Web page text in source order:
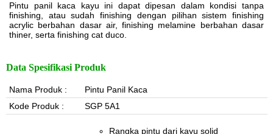
Pintu panil kaca kayu ini dapat dipesan dalam kondisi tanpa
finishing, atau sudah finishing dengan pilihan sistem finishing
acrylic berbahan dasar air, finishing melamine berbahan dasar
thiner, serta finishing cat duco.
Data Spesifikasi Produk
Nama Produk :
Pintu Panil Kaca
Kode Produk :
SGP 5A1
Rangka pintu dari kayu solid